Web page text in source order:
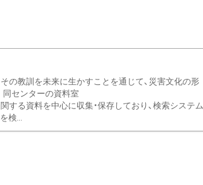
の教訓を未来に生かすことを通じて、災害文化の形
同センターの資料室
る資料を中心に収集・保存しており、検索システム
検...